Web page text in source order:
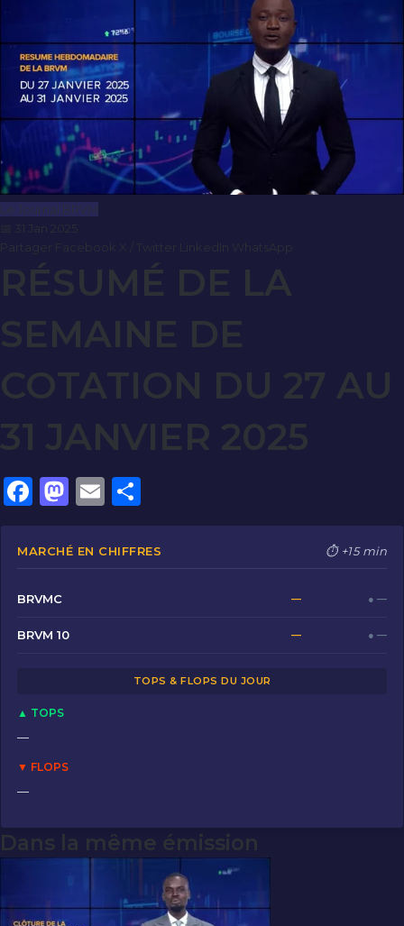
Le Journal BRVM
RÉSUMÉ DE LA
SEMAINE DE
COTATION DU 27 AU
31 JANVIER 2025
F
a
c
b
o
o
M
a
st
o
n
E
m
ai
ar
ta
MARCHÉ EN CHIFFRES ⏱ +15 min
BRVMC — ● —
BRVM 10 — ● —
TOPS & FLOPS DU JOUR
▲ TOPS
—
▼ FLOPS
—
Dans la même émission